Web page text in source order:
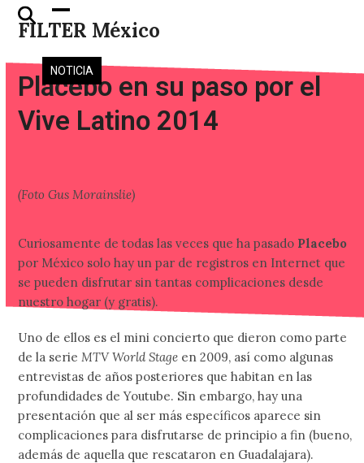
Skip
FILTER México
Open
mobile
menu
Close
mobile
menu
NOTICIA
Placebo en su paso por el
Vive Latino 2014
(Foto Gus Morainslie)
Curiosamente de todas las veces que ha pasado Placebo
por México solo hay un par de registros en Internet que
se pueden disfrutar sin tantas complicaciones desde
nuestro hogar (y gratis).
Uno de ellos es el mini concierto que dieron como parte
de la serieMTV World Stage en 2009, así como algunas
entrevistas de años posteriores que habitan en las
profundidades de Youtube. Sin embargo, hay una
presentación que al ser más específicos aparece sin
complicaciones para disfrutarse de principio a fin (bueno,
además de aquella que rescataron en Guadalajara).